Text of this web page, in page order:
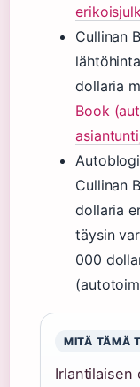
Cullinan
dollaria
Book
Cullinan
dollaria
täysin
000
MITÄ TÄMÄ
Irlantilaisen